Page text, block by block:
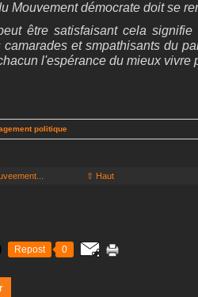
Mouvement démocrate doit se
être satisfaisant cela
camarades et smpathisants du
l'espérance du mieux vivre
politique
⇧ Haut
Repost 0